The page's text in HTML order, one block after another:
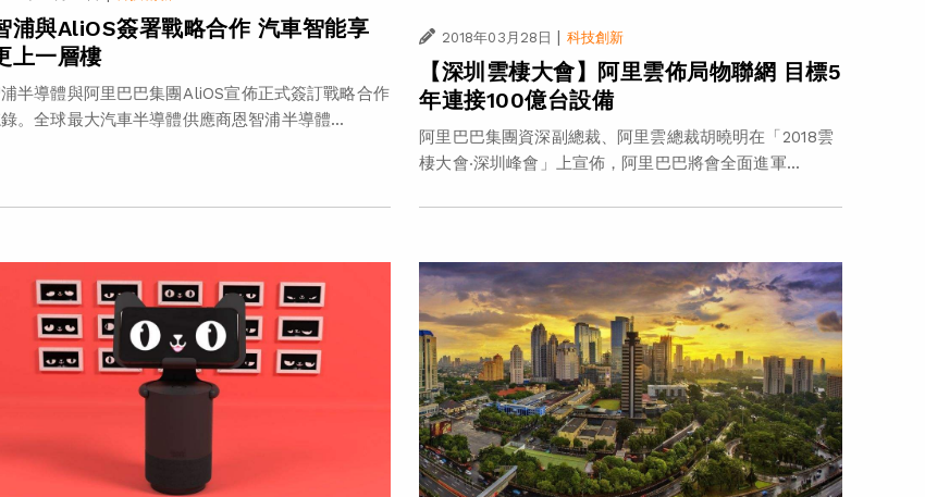
浦與AliOS簽署戰略合作 汽車智能享
上一層樓
半導體與阿里巴巴集團AliOS宣佈正式簽訂戰略合作
。全球最大汽車半導體供應商恩智浦半導體...
2018年03月28日 | 科技創新
【深圳雲棲大會】阿里雲佈局物聯網 目標5
年連接100億台設備
阿里巴巴集團資深副總裁、阿里雲總裁胡曉明在「2018雲
棲大會‧深圳峰會」上宣佈，阿里巴巴將會全面進軍...